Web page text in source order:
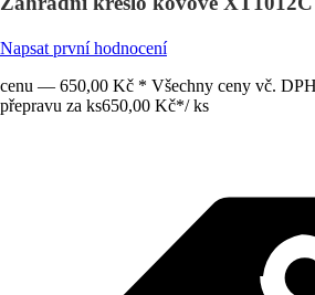
Napsat první hodnocení
cenu — 650,00 Kč * Všechny ceny vč. DPH
přepravu za ks650,00 Kč*/ ks